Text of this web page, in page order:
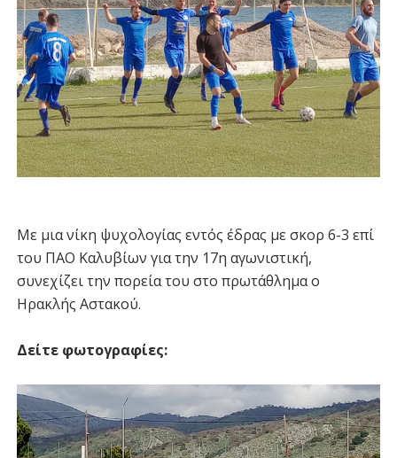
Με μια νίκη ψυχολογίας εντός έδρας με σκορ 6-3 επί
του ΠΑΟ Καλυβίων για την 17η αγωνιστική,
συνεχίζει την πορεία του στο πρωτάθλημα ο
Ηρακλής Αστακού.
Δείτε φωτογραφίες: